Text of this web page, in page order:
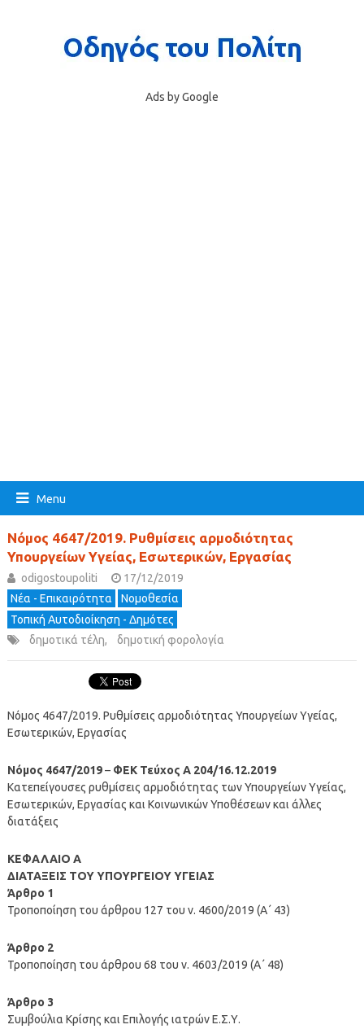
Ads by Google
Menu
Νόμος 4647/2019. Ρυθμίσεις αρμοδιότητας
Υπουργείων Υγείας, Εσωτερικών, Εργασίας
odigostoupoliti
17/12/2019
Νέα - Επικαιρότητα
Νομοθεσία
Τοπική Αυτοδιοίκηση - Δημότες
δημοτικά τέλη, δημοτική φορολογία
Νόμος 4647/2019. Ρυθμίσεις αρμοδιότητας Υπουργείων Υγείας,
Εσωτερικών, Εργασίας
Νόμος 4647/2019– ΦΕΚ Τεύχος A 204/16.12.2019
Κατεπείγουσες ρυθμίσεις αρμοδιότητας των Υπουργείων Υγείας,
Εσωτερικών, Εργασίας και Κοινωνικών Υποθέσεων και άλλες
διατάξεις
ΚΕΦΑΛΑΙΟ Α
ΔΙΑΤΑΞΕΙΣ ΤΟΥ ΥΠΟΥΡΓΕΙΟΥ ΥΓΕΙΑΣ
Άρθρο 1
Τροποποίηση του άρθρου 127 του ν. 4600/2019 (Α΄ 43)
Άρθρο 2
Τροποποίηση του άρθρου 68 του ν. 4603/2019 (Α΄ 48)
Άρθρο 3
Συμβούλια Κρίσης και Επιλογής ιατρών Ε.Σ.Υ.